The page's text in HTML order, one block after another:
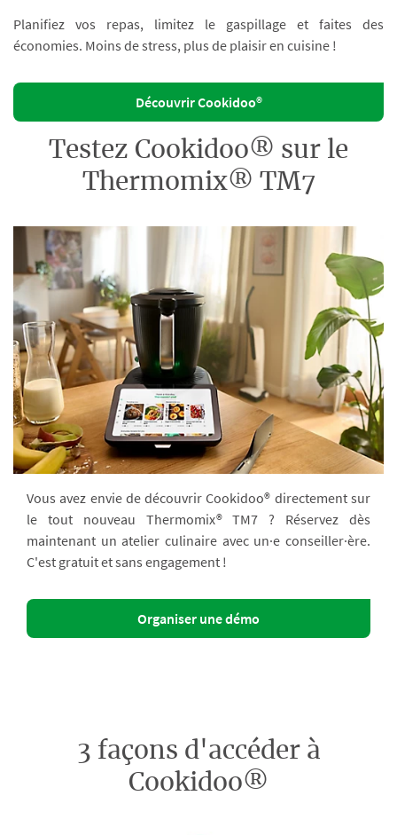
Planifiez vos repas, limitez le gaspillage et faites des
économies. Moins de stress, plus de plaisir en cuisine !
Découvrir Cookidoo®
Testez Cookidoo® sur le
Thermomix® TM7
Vous avez envie de découvrir Cookidoo® directement sur
le tout nouveau Thermomix® TM7 ? Réservez dès
maintenant un atelier culinaire avec un·e conseiller·ère.
C'est gratuit et sans engagement !
Organiser une démo
3 façons d'accéder à
Cookidoo®